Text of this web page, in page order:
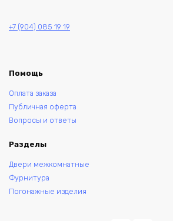
+7 (904) 085 19 19
Помощь
Оплата заказа
Публичная оферта
Вопросы и ответы
Разделы
Двери межкомнатные
Фурнитура
Погонажные изделия